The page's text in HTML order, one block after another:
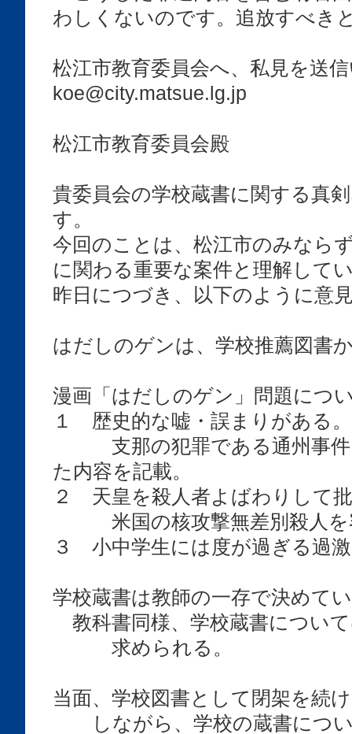
わしくないのです。追放すべき
松江市教育委員会へ、私見を送
koe@city.matsue.lg.jp
松江市教育委員会殿
貴委員会の学校蔵書に関する真
す。
今回のことは、松江市のみなら
に関わる重要な案件と理解して
昨日につづき、以下のように意
はだしのゲンは、学校推薦図書
漫画「はだしのゲン」問題につ
１ 歴史的な嘘・誤まりがあ
支那の犯罪である通州事件
た内容を記載。
２ 天皇を殺人者よばわりして
米国の核攻撃無差別殺人を
３ 小中学生には度が過ぎる過
学校蔵書は教師の一存で決めて
教科書同様、学校蔵書につい
求められる。
当面、学校図書として閉架を続
しながら、学校の蔵書につい